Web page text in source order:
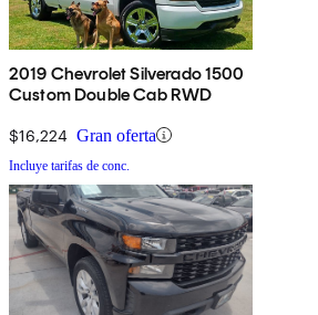
2019 Chevrolet Silverado 1500
Custom Double Cab RWD
$16,224 Gran oferta
Incluye tarifas de conc.